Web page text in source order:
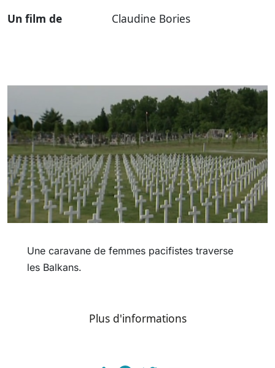
Un film de Claudine Bories
Une caravane de femmes pacifistes traverse
les Balkans.
Plus d'informations